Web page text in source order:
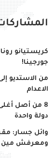
كريستيانو
جورجينا!
من الاستديو
الاعدام
دولة واحدة
وائل جسار:
ومعرفش مين